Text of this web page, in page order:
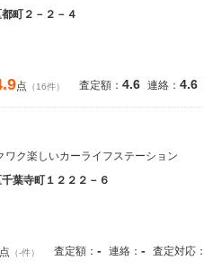
町２－２－４
点 （16件） 査定額： 4.6 連絡： 4.6
ワク楽しいカーライフステーション
葉寺町１２２２－６
点 （-件） 査定額： - 連絡： - 査定対応：